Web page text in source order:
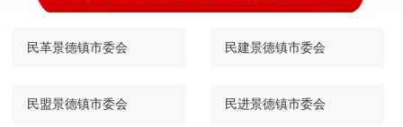
民革景德镇市委会 民建景德镇市委会
民盟景德镇市委会 民进景德镇市委会